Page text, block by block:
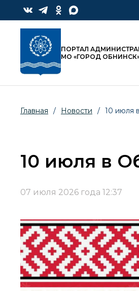
ПОРТАЛ
МО «ГОРОД
Главная / Новости / 10 июля
10 июля в
07 июля 2026 года 12:37